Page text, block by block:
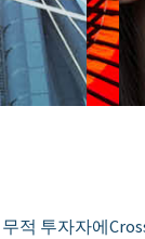
적 투자자에